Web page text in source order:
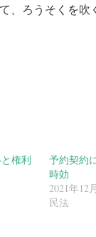
、ろうそくを吹
権利
予約契約
時効
2021年12
民法